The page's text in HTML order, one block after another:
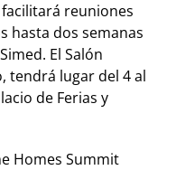
reuniones
hasta dos semanas
El Salón
tendrá lugar del 4 al
de Ferias y
Homes Summit